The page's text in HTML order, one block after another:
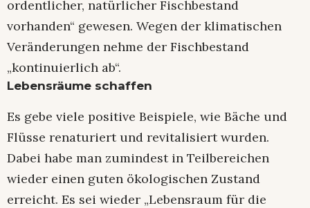
ordentlicher, natürlicher Fischbestand
vorhanden“ gewesen. Wegen der klimatischen
Veränderungen nehme der Fischbestand
„kontinuierlich ab“.
Lebensräume schaffen
Es gebe viele positive Beispiele, wie Bäche und
Flüsse renaturiert und revitalisiert wurden.
Dabei habe man zumindest in Teilbereichen
wieder einen guten ökologischen Zustand
erreicht. Es sei wieder „Lebensraum für die